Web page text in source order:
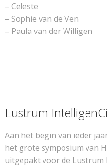
– Celeste
– Sophie van de Ven
– Paula van der Willigen
Lustrum
Aan het begin van ieder
het grote symposium van
uitgepakt voor de Lustrum